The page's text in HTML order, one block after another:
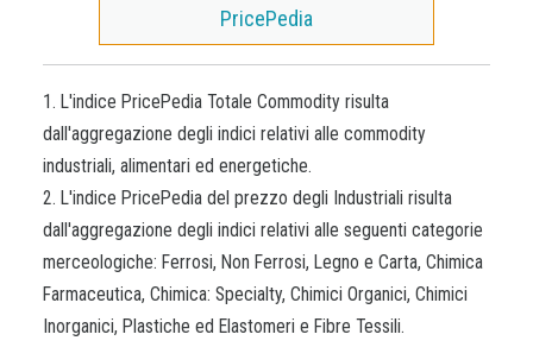
PricePedia
1. L'indice PricePedia Totale Commodity risulta
dall'aggregazione degli indici relativi alle commodity
industriali, alimentari ed energetiche.
2. L'indice PricePedia del prezzo degli Industriali risulta
dall'aggregazione degli indici relativi alle seguenti categorie
merceologiche: Ferrosi, Non Ferrosi, Legno e Carta, Chimica
Farmaceutica, Chimica: Specialty, Chimici Organici, Chimici
Inorganici, Plastiche ed Elastomeri e Fibre Tessili.